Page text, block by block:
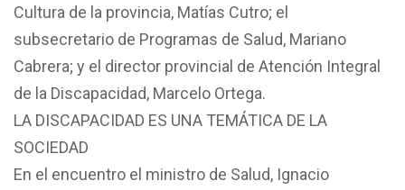
Cultura de la provincia, Matías Cutro; el
subsecretario de Programas de Salud, Mariano
Cabrera; y el director provincial de Atención Integral
de la Discapacidad, Marcelo Ortega.
LA DISCAPACIDAD ES UNA TEMÁTICA DE LA
SOCIEDAD
En el encuentro el ministro de Salud, Ignacio